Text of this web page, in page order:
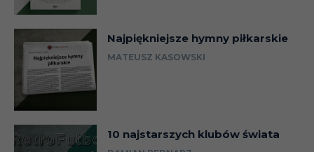
Najpiękniejsze hymny piłkarskie
MATEUSZ KASOWSKI
10 najstarszych klubów świata